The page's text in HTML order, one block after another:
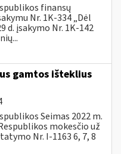
finansų
Nr. 1K-334 „Dėl
d. įsakymo Nr. 1K-142
gamtos išteklius
Seimas 2022 m.
mokesčio už
Nr. I-1163 6, 7, 8